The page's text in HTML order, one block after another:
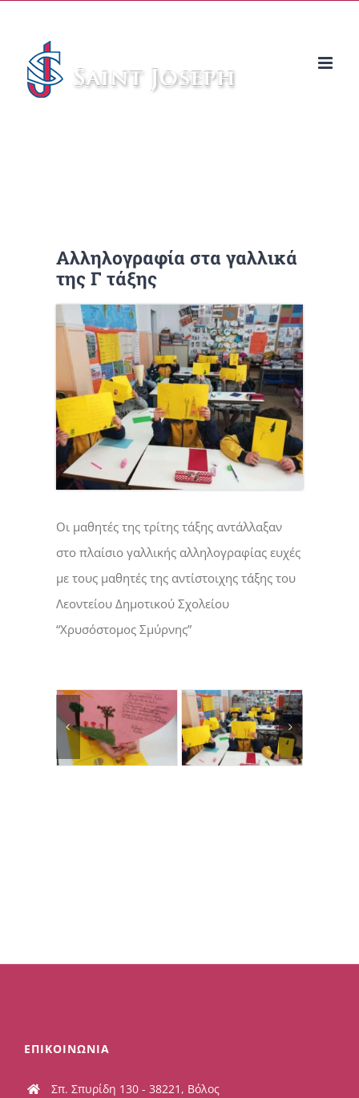
περιεχόμενο
Αλληλογραφία στα γαλλικά
της Γ τάξης
Οι μαθητές της τρίτης τάξης αντάλλαξαν
στο πλαίσιο γαλλικής αλληλογραφίας ευχές
με τους μαθητές της αντίστοιχης τάξης του
Λεοντείου Δημοτικού Σχολείου
“Χρυσόστομος Σμύρνης”
ΕΠΙΚΟΙΝΩΝΙΑ
Σπ. Σπυρίδη 130 - 38221, Βόλος